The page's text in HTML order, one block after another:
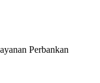
Perbankan